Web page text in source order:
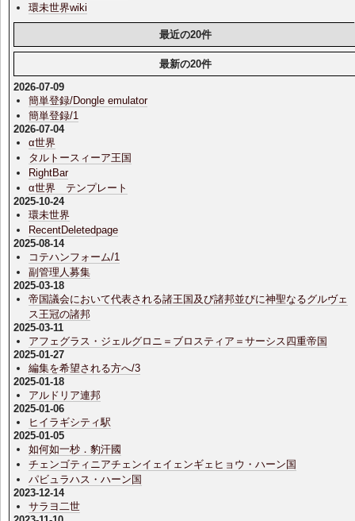
環未世界wiki
最近の20件
最新の20件
2026-07-09
簡単登録/Dongle emulator
簡単登録/1
2026-07-04
α世界
タルトースィーア王国
RightBar
α世界 テンプレート
2025-10-24
環未世界
RecentDeletedpage
2025-08-14
コテハンフォーム/1
副管理人募集
2025-03-18
帝国議会において代表される諸王国及び諸邦並びに神聖なるグルヴェ
ス王冠の諸邦
2025-03-11
アフェグラス・ジェルグロニ＝ブロスティア＝サーシス四重帝国
2025-01-27
編集を希望される方へ/3
2025-01-18
アルドリア連邦
2025-01-06
ヒイラギシティ駅
2025-01-05
如何如一杪．豹汗國
チェンゴティニアチェンイェイェンギェヒョウ・ハーン国
パビュラハス・ハーン国
2023-12-14
サラヨ二世